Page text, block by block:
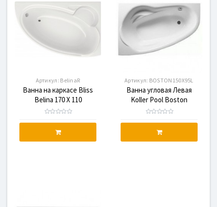
Артикул: BelinaR
Ванна на каркасе Bliss
Belina 170 X 110
асимметричная правая с
Артикул: BOSTON150X95L
Ванна угловая Левая
Koller Pool Boston
150х95 L